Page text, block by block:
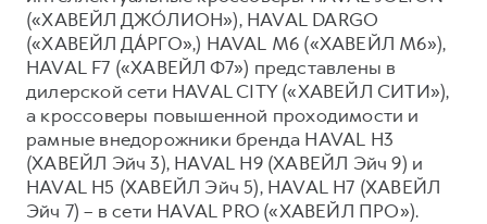
(«ХАВЕЙЛ ДЖО́ЛИОН»), HAVAL DARGO
(«ХАВЕЙЛ ДА́РГО»,) HAVAL М6 («ХАВЕЙЛ M6»),
HAVAL F7 («ХАВЕЙЛ Ф7») представлены в
дилерской сети HAVAL CITY («ХАВЕЙЛ СИТИ»),
а кроссоверы повышенной проходимости и
рамные внедорожники бренда HAVAL H3
(ХАВЕЙЛ Эйч 3), HAVAL H9 (ХАВЕЙЛ Эйч 9) и
HAVAL H5 (ХАВЕЙЛ Эйч 5), HAVAL H7 (ХАВЕЙЛ
Эйч 7) – в сети HAVAL PRO («ХАВЕЙЛ ПРО»).